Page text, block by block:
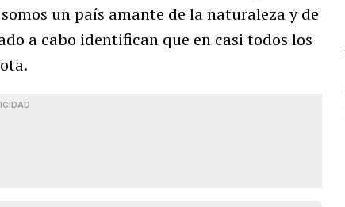
un país amante de la naturaleza y de
a cabo identifican que en casi todos los